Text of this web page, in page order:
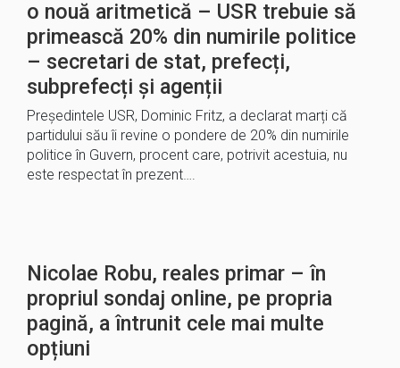
o nouă aritmetică – USR trebuie să
primească 20% din numirile politice
– secretari de stat, prefecți,
subprefecți și agenții
Președintele USR, Dominic Fritz, a declarat marți că
partidului său îi revine o pondere de 20% din numirile
politice în Guvern, procent care, potrivit acestuia, nu
este respectat în prezent….
Nicolae Robu, reales primar – în
propriul sondaj online, pe propria
pagină, a întrunit cele mai multe
opțiuni